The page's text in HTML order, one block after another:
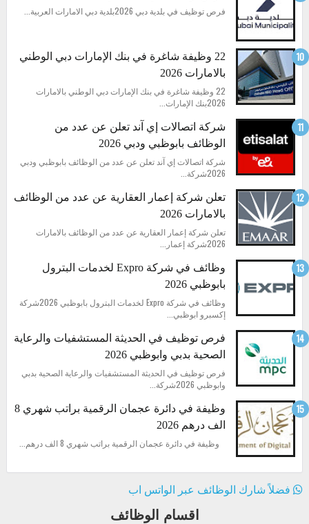
فرص توظيف في بلدية دبي 2026بلدية دبي الامارات العربية...
22 وظيفة شاغرة في بنك الإمارات دبي الوطني
بالامارات 2026
22 وظيفة شاغرة في بنك الإمارات دبي الوطني بالامارات
2026بنك الإمارات...
شركة اتصالات إي آند تعلن عن عدد من
الوظائف بابوظبي ودبي 2026
شركة اتصالات إي آند تعلن عن عدد من الوظائف بابوظبي ودبي
2026شركة...
تعلن شركة إعمار العقارية عن عدد من الوظائف
بالامارات 2026
تعلن شركة إعمار العقارية عن عدد من الوظائف بالامارات
2026شركة إعمار...
وظائف في شركة Expro لخدمات البترول
بابوظبي 2026
وظائف في شركة Expro لخدمات البترول بابوظبي 2026شركة
إكسبرو ابوظبي...
فرص توظيف في الحديثة المستشفيات والرعاية
الصحية بدبي وابوظبي 2026
فرص توظيف في الحديثة المستشفيات والرعاية الصحية بدبي
وابوظبي 2026شركة...
وظيفة في دائرة عجمان الرقمية براتب شهري 8
الف درهم 2026
وظيفة في دائرة عجمان الرقمية براتب شهري 8 الف درهم...
فضلاً شارك الوظائف عبر الواتس اب
اقسام الوظائف